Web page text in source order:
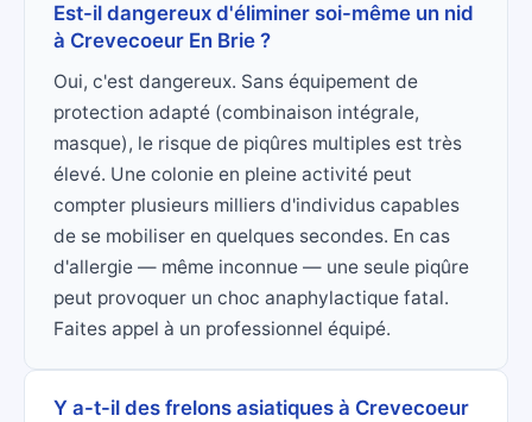
Est-il dangereux d'éliminer soi-même un nid
à Crevecoeur En Brie ?
Oui, c'est dangereux. Sans équipement de
protection adapté (combinaison intégrale,
masque), le risque de piqûres multiples est très
élevé. Une colonie en pleine activité peut
compter plusieurs milliers d'individus capables
de se mobiliser en quelques secondes. En cas
d'allergie — même inconnue — une seule piqûre
peut provoquer un choc anaphylactique fatal.
Faites appel à un professionnel équipé.
Y a-t-il des frelons asiatiques à Crevecoeur